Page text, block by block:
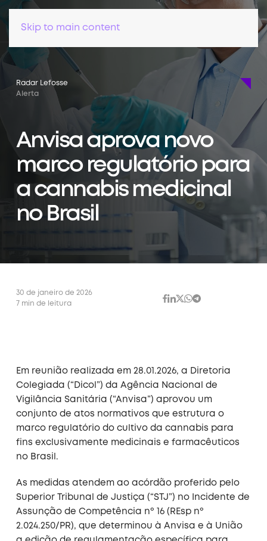
Skip to main content
Radar Lefosse
Alerta
Anvisa aprova novo
marco regulatório para
a cannabis medicinal
no Brasil
30 de janeiro de 2026
7 min de leitura
Em reunião realizada em 28.01.2026, a Diretoria
Colegiada (“Dicol”) da Agência Nacional de
Vigilância Sanitária (“Anvisa”) aprovou um
conjunto de atos normativos que estrutura o
marco regulatório do cultivo da cannabis para
fins exclusivamente medicinais e farmacêuticos
no Brasil.
As medidas atendem ao acórdão proferido pelo
Superior Tribunal de Justiça (“STJ”) no Incidente de
Assunção de Competência nº 16 (REsp nº
2.024.250/PR), que determinou à Anvisa e à União